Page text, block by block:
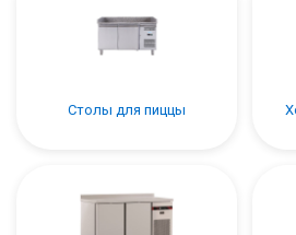
Столы для пиццы